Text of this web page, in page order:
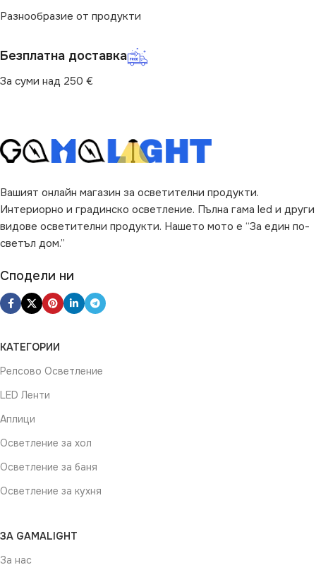
СВЕТЛИНЕН ПОТОК
(LM)
2510
Със Сензор
Разнообразие от продукти
Безплатна доставка
За суми над 250 €
Вашият онлайн магазин за осветителни продукти.
Интериорно и градинско осветление. Пълна гама led и други
видове осветителни продукти. Нашето мото е “За един по-
светъл дом.”
Сподели ни
КАТЕГОРИИ
Релсово Осветление
LED Ленти
Аплици
Осветление за хол
Осветление за баня
Осветление за кухня
ЗА GAMALIGHT
За нас